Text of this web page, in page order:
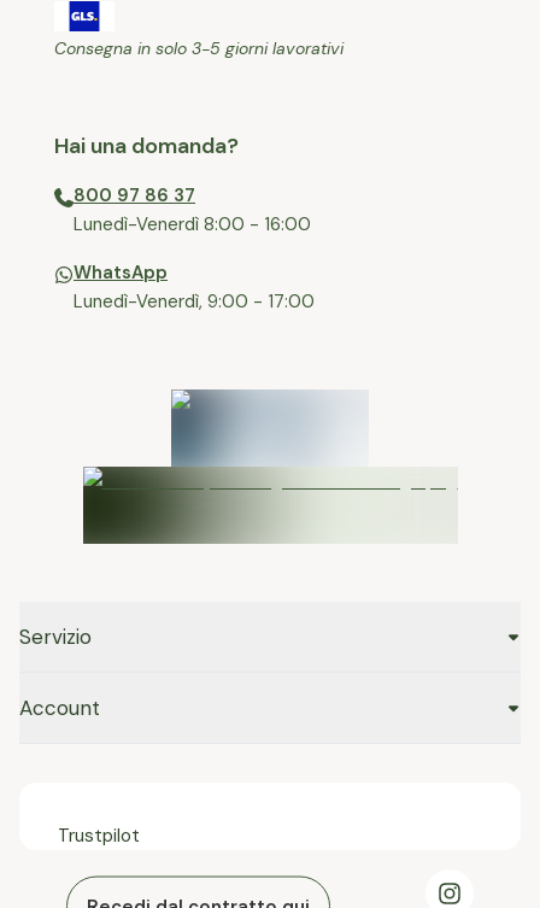
Consegna in solo 3-5 giorni lavorativi
Hai una domanda?
800 97 86 37
⁠Lunedì-Venerdì 8:00 - 16:00
WhatsApp
Lunedì-Venerdì, 9:00 - 17:00
Servizio
Account
Trustpilot